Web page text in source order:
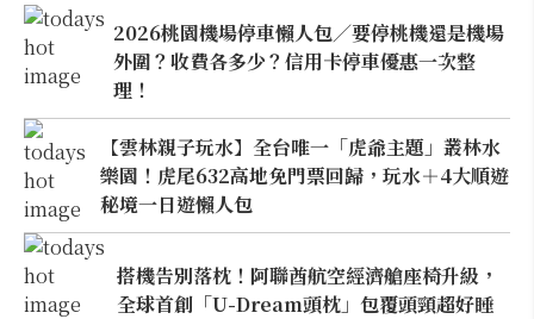
2026桃園機場停車懶人包／要停桃機還是機場
外圍？收費各多少？信用卡停車優惠一次整
理！
【雲林親子玩水】全台唯一「虎爺主題」叢林水
樂園！虎尾632高地免門票回歸，玩水＋4大順遊
秘境一日遊懶人包
搭機告別落枕！阿聯酋航空經濟艙座椅升級，
全球首創「U-Dream頭枕」包覆頭頸超好睡